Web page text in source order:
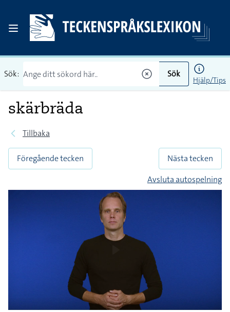
Sök: Sök
Hjälp/Tips
skärbräda
Tillbaka
Föregående tecken
Nästa tecken
Avsluta autospelning